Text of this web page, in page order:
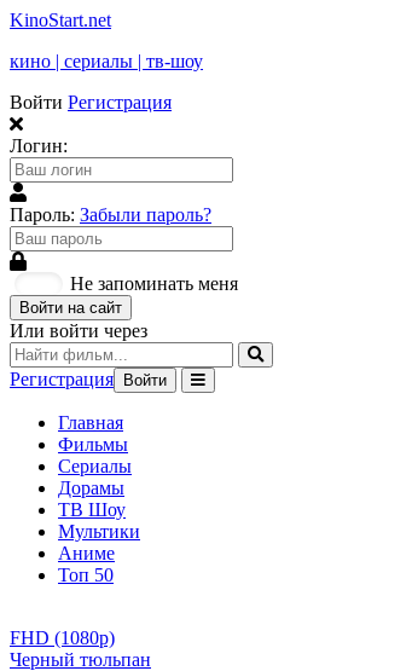
KinoStart.net
кино | сериалы | тв-шоу
Войти Регистрация
Логин:
Пароль: Забыли пароль?
Не запоминать меня
Войти на сайт
Или войти через
Регистрация Войти
Главная
Фильмы
Сериалы
Дорамы
ТВ Шоу
Мультики
Аниме
Топ 50
FHD (1080p)
Черный тюльпан